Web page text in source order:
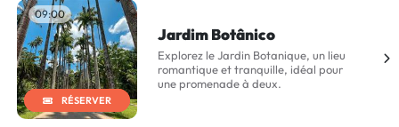
09:00
RÉSERVER
Jardim Botânico
Explorez le Jardin Botanique, un lieu
romantique et tranquille, idéal pour
une promenade à deux.